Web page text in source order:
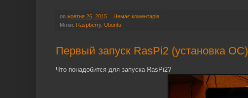
on жовтня 26, 2015
Немає коментарів:
Мітки: Raspberry, Ubuntu
Первый запуск RasPi2 (установка ОС)
Что понадобится для запуска RasPi2?